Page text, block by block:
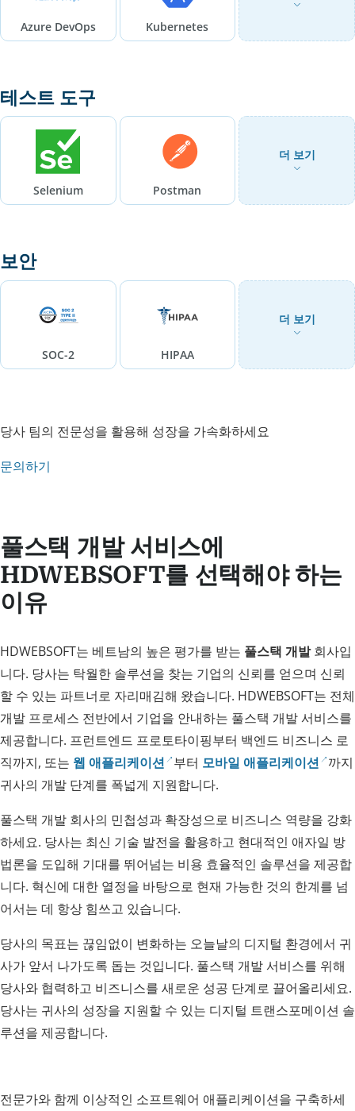
Azure DevOps Kubernetes
테스트 도구
Selenium Postman
더 보기
보안
SOC-2 HIPAA
더 보기
당사 팀의 전문성을 활용해 성장을 가속화하세요
문의하기
풀스택 개발 서비스에
HDWEBSOFT를 선택해야 하는
이유
HDWEBSOFT는 베트남의 높은 평가를 받는 풀스택 개발회사입
니다. 당사는 탁월한 솔루션을 찾는 기업의 신뢰를 얻으며 신뢰
할 수 있는 파트너로 자리매김해 왔습니다. HDWEBSOFT는 전체
개발 프로세스 전반에서 기업을 안내하는 풀스택 개발 서비스를
제공합니다. 프런트엔드 프로토타이핑부터 백엔드 비즈니스 로
직까지, 또는 웹 애플리케이션 부터 모바일 애플리케이션 까지
귀사의 개발 단계를 폭넓게 지원합니다.
풀스택 개발 회사의 민첩성과 확장성으로 비즈니스 역량을 강화
하세요. 당사는 최신 기술 발전을 활용하고 현대적인 애자일 방
법론을 도입해 기대를 뛰어넘는 비용 효율적인 솔루션을 제공합
니다. 혁신에 대한 열정을 바탕으로 현재 가능한 것의 한계를 넘
어서는 데 항상 힘쓰고 있습니다.
당사의 목표는 끊임없이 변화하는 오늘날의 디지털 환경에서 귀
사가 앞서 나가도록 돕는 것입니다. 풀스택 개발 서비스를 위해
당사와 협력하고 비즈니스를 새로운 성공 단계로 끌어올리세요.
당사는 귀사의 성장을 지원할 수 있는 디지털 트랜스포메이션 솔
루션을 제공합니다.
전문가와 함께 이상적인 소프트웨어 애플리케이션을 구축하세